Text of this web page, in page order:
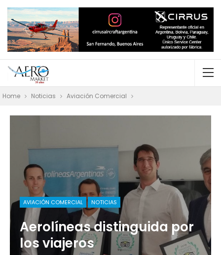
Home Noticias Aviación Comercial
AVIACIÓN COMERCIAL NOTICIAS
Aerolíneas distinguida por
los viajeros